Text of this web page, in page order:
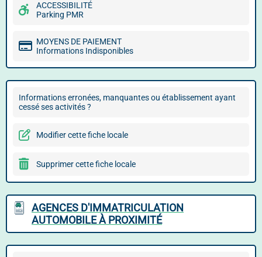
ACCESSIBILITÉ
Parking PMR
MOYENS DE PAIEMENT
Informations Indisponibles
Informations erronées, manquantes ou établissement ayant
cessé ses activités ?
Modifier cette fiche locale
Supprimer cette fiche locale
AGENCES D'IMMATRICULATION
AUTOMOBILE À PROXIMITÉ